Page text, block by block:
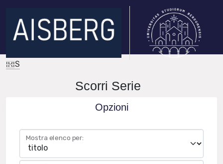
IRIS
Scorri Serie
Opzioni
Mostra elenco per: